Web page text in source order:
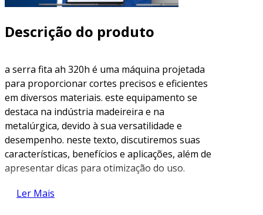
Descrição do produto
a serra fita ah 320h é uma máquina projetada
para proporcionar cortes precisos e eficientes
em diversos materiais. este equipamento se
destaca na indústria madeireira e na
metalúrgica, devido à sua versatilidade e
desempenho. neste texto, discutiremos suas
características, benefícios e aplicações, além de
apresentar dicas para otimização do uso.
principais características
Ler Mais